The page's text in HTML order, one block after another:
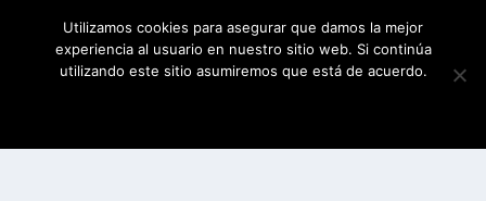
Utilizamos cookies para asegurar que damos la mejor
experiencia al usuario en nuestro sitio web. Si continúa
utilizando este sitio asumiremos que está de acuerdo.